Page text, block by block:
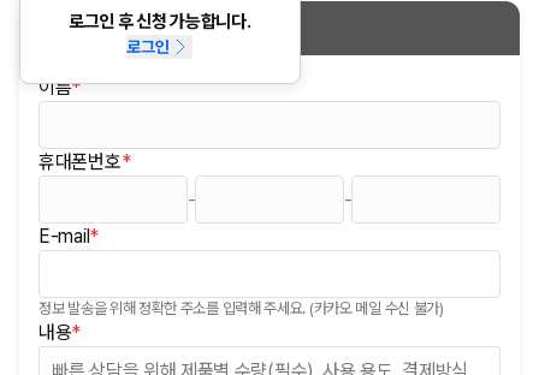
로그인 후 신청 가능합니다.
로그인
신청정보
이름*
(필수)
휴대폰번호*
(필수)
- -
E-mail*
(필수)
정보 발송을 위해 정확한 주소를 입력해 주세요. (카카오 메일 수신 불가)
내용*(필수)